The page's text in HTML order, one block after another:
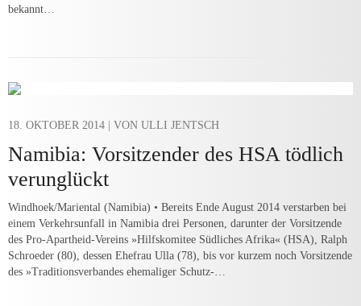
bekannt…
18. OKTOBER 2014 | VON ULLI JENTSCH
Namibia: Vorsitzender des HSA tödlich
verunglückt
Windhoek/Mariental (Namibia) • Bereits Ende August 2014 verstarben bei
einem Verkehrsunfall in Namibia drei Personen, darunter der Vorsitzende
des Pro-Apartheid-Vereins »Hilfskomitee Südliches Afrika« (HSA), Ralph
Schroeder (80), dessen Ehefrau Ulla (78), bis vor kurzem noch Vorsitzende
des »Traditionsverbandes ehemaliger Schutz-…